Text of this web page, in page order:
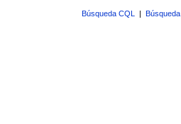
Búsqueda CQL |